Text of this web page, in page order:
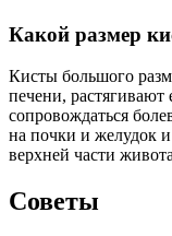
Какой размер
Кисты большого
печени, растягивают
сопровождаться
на почки и желудок
верхней части
Советы